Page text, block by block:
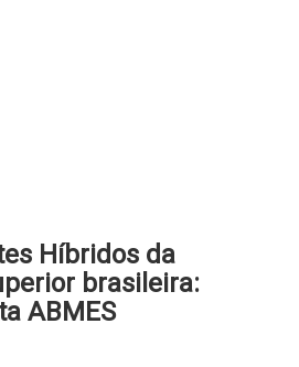
Híbridos da
brasileira:
ABMES